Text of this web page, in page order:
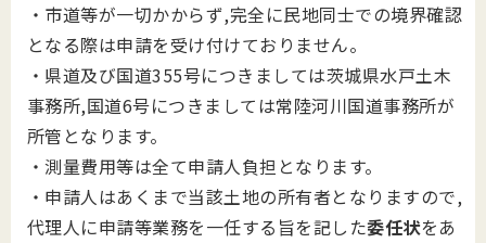
・市道等が一切かからず,完全に民地同士での境界確認
となる際は申請を受け付けておりません。
・県道及び国道355号につきましては茨城県水戸土木
事務所,国道6号につきましては常陸河川国道事務所が
所管となります。
・測量費用等は全て申請人負担となります。
・申請人はあくまで当該土地の所有者となりますので,
代理人に申請等業務を一任する旨を記した委任状をあ